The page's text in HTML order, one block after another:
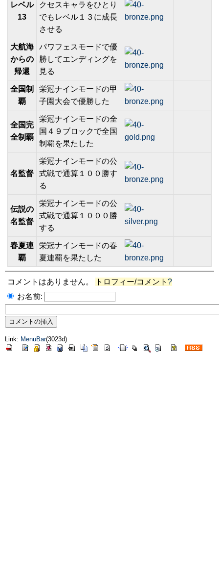
レベル
13
クセスキャラをひとり
でもレベル１３に成長
させる
大航海
からの
帰還
パワフェスモードで優
勝してエンディングを
見る
全国制
覇
栄冠ナインモードの甲
子園大会で優勝した
全国完
全制覇
栄冠ナインモードの全
国４９ブロックで全国
制覇を果たした
名監督
栄冠ナインモードの公
式戦で通算１００勝す
る
伝説の
名監督
栄冠ナインモードの公
式戦で通算１０００勝
する
春夏連
覇
栄冠ナインモードの春
夏連覇を果たした
コメントはありません。 トロフィー/コメント ?
お名前:
Link: MenuBar(3023d)